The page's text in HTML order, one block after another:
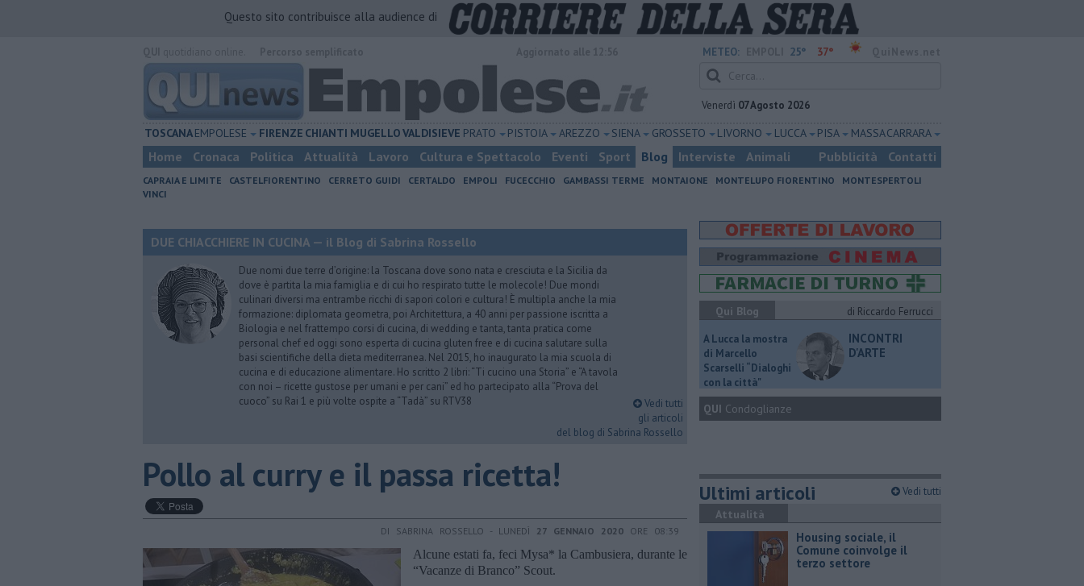
Questo sito contribuisce alla audience di
METEO: 25° 37°
Venerdì 07 Agosto 2026
TOSCANAEMPOLESE FIRENZE CHIANTI MUGELLOVALDISIEVE PRATO PISTOIA AREZZO SIENA GROSSETO LIVORNO LUCCA PISA MASSA CARRARA
Home Cronaca Politica Attualità Lavoro Cultura e Spettacolo Eventi Sport Blog Interviste Animali Pubblicità Contatti
CAPRAIA E LIMITE CASTELFIORENTINO CERRETO GUIDI CERTALDO EMPOLI FUCECCHIO GAMBASSI TERME MONTAIONE MONTELUPO FIORENTINO
MONTESPERTOLI
VINCI
DUE CHIACCHIERE IN CUCINA — il Blog di Sabrina Rossello
Due nomi due terre d’origine: la Toscana dove sono nata e cresciuta e la Sicilia da
dove è partita la mia famiglia e di cui ho respirato tutte le molecole! Due mondi
culinari diversi ma entrambe ricchi di sapori colori e cultura! È multipla anche la mia
formazione: diplomata geometra, poi Architettura, a 40 anni per passione iscritta a
Biologia e nel frattempo corsi di cucina, di wedding e tanta, tanta pratica come
personal chef ed oggi sono esperta di cucina gluten free e di cucina salutare sulla
basi scientifiche della dieta mediterranea. Nel 2015, ho inaugurato la mia scuola di
cucina e di educazione alimentare. Ho scritto 2 libri: “Ti cucino una Storia” e “A tavola
con noi – ricette gustose per umani e per cani” ed ho partecipato alla “Prova del
cuoco” su Rai 1 e più volte ospite a “Tadà” su RTV38
Vedi tutti
gli articoli
del blog di Sabrina Rossello
​Pollo al curry e il passa ricetta!
DI SABRINA ROSSELLO - LUNEDÌ 27 GENNAIO 2020 ORE 08:39
Alcune estati fa, feci Mysa* la Cambusiera, durante le
“Vacanze di Branco” Scout.
Qui Blog
di Riccardo Ferrucci
A Lucca la mostra
di Marcello
Scarselli “Dialoghi
con la città"
INCONTRI
D'ARTE
QUI Condoglianze
Ultimi articoli Vedi tutti
Attualità
​Housing sociale, il
Comune coinvolge il
terzo settore